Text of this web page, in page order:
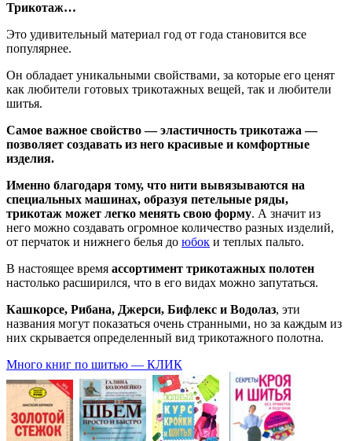
Трикотаж…
Это удивительный материал год от года становится все
популярнее.
Он обладает уникальными свойствами, за которые его ценят
как любители готовых трикотажных вещей, так и любители
шитья.
Самое важное свойство — эластичность трикотажа —
позволяет создавать из него красивые и комфортные
изделия.
Именно благодаря тому, что нити вывязываются на
специальных машинах, образуя петельные ряды,
трикотаж может легко менять свою форму. А значит из
него можно создавать огромное количество разных изделий,
от перчаток и нижнего белья до юбок и теплых пальто.
В настоящее время ассортимент трикотажных полотен
настолько расширился, что в его видах можно запутаться.
Кашкорсе, Рибана, Джерси, Бифлекс и Водолаз, эти
названия могут показаться очень странными, но за каждым из
них скрывается определенный вид трикотажного полотна.
Много книг по шитью — КЛИК